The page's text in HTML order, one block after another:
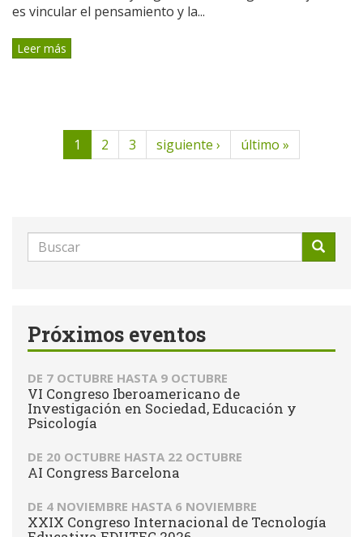
es vincular el pensamiento y la...
Leer más
1 2 3 siguiente › último »
Formulario
de
Próximos eventos
DE 7 OCTUBRE HASTA 9 OCTUBRE
VI Congreso Iberoamericano de
Investigación en Sociedad, Educación y
Psicología
DE 20 OCTUBRE HASTA 22 OCTUBRE
AI Congress Barcelona
DE 4 NOVIEMBRE HASTA 6 NOVIEMBRE
XXIX Congreso Internacional de Tecnología